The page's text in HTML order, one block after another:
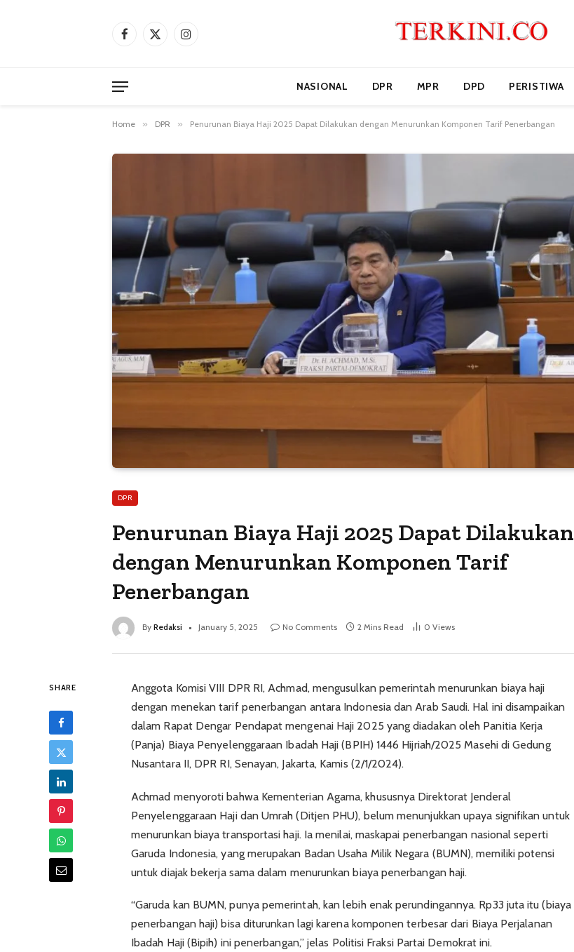
Facebook
X
Instagram
NASIONAL DPR MPR DPD PERISTIWA
Home » DPR » Penurunan Biaya Haji 2025 Dapat Dilakukan dengan Menurunkan Komponen Tarif Penerbangan
DPR
Penurunan Biaya Haji 2025 Dapat Dilakukan
dengan Menurunkan Komponen Tarif
Penerbangan
By Redaksi January 5, 2025 No Comments 2 Mins Read 0 Views
SHARE
Anggota Komisi VIII DPR RI, Achmad, mengusulkan pemerintah menurunkan biaya haji
dengan menekan tarif penerbangan antara Indonesia dan Arab Saudi. Hal ini disampaikan
dalam Rapat Dengar Pendapat mengenai Haji 2025 yang diadakan oleh Panitia Kerja
(Panja) Biaya Penyelenggaraan Ibadah Haji (BPIH) 1446 Hijriah/2025 Masehi di Gedung
Nusantara II, DPR RI, Senayan, Jakarta, Kamis (2/1/2024).
Achmad menyoroti bahwa Kementerian Agama, khususnya Direktorat Jenderal
Penyelenggaraan Haji dan Umrah (Ditjen PHU), belum menunjukkan upaya signifikan untuk
menurunkan biaya transportasi haji. Ia menilai, maskapai penerbangan nasional seperti
Garuda Indonesia, yang merupakan Badan Usaha Milik Negara (BUMN), memiliki potensi
untuk diajak bekerja sama dalam menurunkan biaya penerbangan haji.
“Garuda kan BUMN, punya pemerintah, kan lebih enak perundingannya. Rp33 juta itu (biaya
penerbangan haji) bisa diturunkan lagi karena komponen terbesar dari Biaya Perjalanan
Ibadah Haji (Bipih) ini penerbangan,” jelas Politisi Fraksi Partai Demokrat ini.